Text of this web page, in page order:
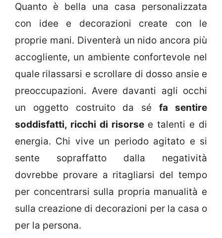
Quanto è bella una casa personalizzata
con idee e decorazioni create con le
proprie mani. Diventerà un nido ancora più
accogliente, un ambiente confortevole nel
quale rilassarsi e scrollare di dosso ansie e
preoccupazioni. Avere davanti agli occhi
un oggetto costruito da séfa sentire
soddisfatti, ricchi di risorse e talenti e di
energia. Chi vive un periodo agitato e si
sente sopraffatto dalla negatività
dovrebbe provare a ritagliarsi del tempo
per concentrarsi sulla propria manualità e
sulla creazione di decorazioni per la casa o
per la persona.